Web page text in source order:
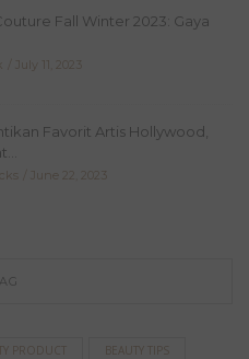
Fall Winter 2023: Gaya
July 11, 2023
Favorit Artis Hollywood,
June 22, 2023
PRODUCT BEAUTY TIPS